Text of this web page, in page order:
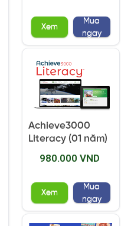
Xem
Mua
ngay
Achieve3000
Literacy (01 năm)
980.000 VND
Xem
Mua
ngay